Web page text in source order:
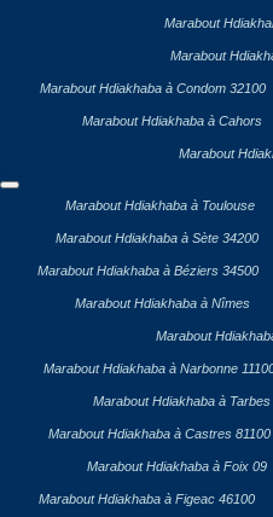
Marabout
Marabout
Marabout Hdiakhaba à Condom 32100
Marabout Hdiakhaba à Cahors
Marabout
Marabout Hdiakhaba à Toulouse
Marabout Hdiakhaba à Sète 34200
Marabout Hdiakhaba à Béziers 34500
Marabout Hdiakhaba à Nîmes
Marabout
Marabout Hdiakhaba à Narbonne
Marabout Hdiakhaba à Tarbes
Marabout Hdiakhaba à Castres 81100
Marabout Hdiakhaba à Foix 09
Marabout Hdiakhaba à Figeac 46100